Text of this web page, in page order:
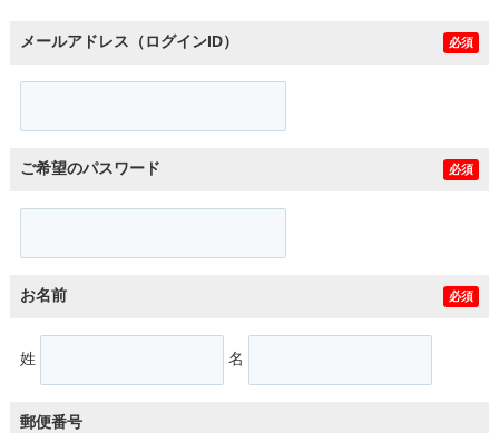
メールアドレス（ログインID） 必須
ご希望のパスワード 必須
お名前 必須
姓 名
郵便番号